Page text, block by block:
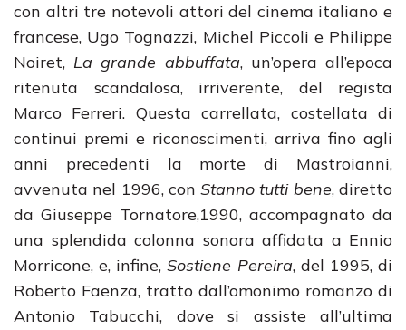
con altri tre notevoli attori del cinema italiano e
francese, Ugo Tognazzi, Michel Piccoli e Philippe
Noiret, La grande abbuffata, un’opera all’epoca
ritenuta scandalosa, irriverente, del regista
Marco Ferreri. Questa carrellata, costellata di
continui premi e riconoscimenti, arriva fino agli
anni precedenti la morte di Mastroianni,
avvenuta nel 1996, conStanno tutti bene, diretto
da Giuseppe Tornatore,1990, accompagnato da
una splendida colonna sonora affidata a Ennio
Morricone, e, infine,Sostiene Pereira, del 1995, di
Roberto Faenza, tratto dall’omonimo romanzo di
Antonio Tabucchi, dove si assiste all’ultima